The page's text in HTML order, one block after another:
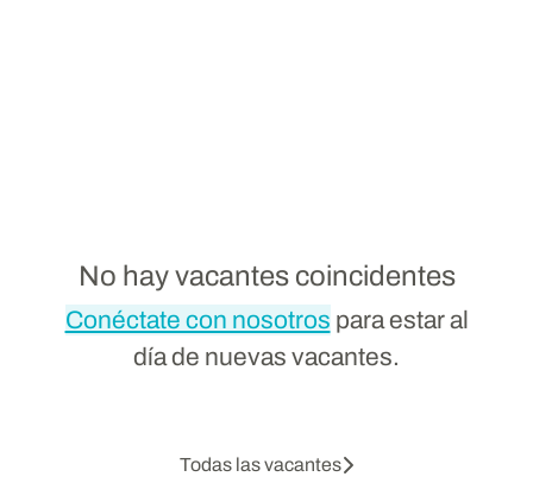
No hay vacantes coincidentes
Conéctate con nosotros para estar al
día de nuevas vacantes.
Todas las vacantes